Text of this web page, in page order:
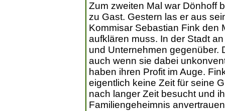
Zum zweiten Mal war Dönhoff
zu Gast. Gestern las er aus
Kommisar Sebastian Fink den
aufklären muss. In der Stadt
und Unternehmen gegenüber.
auch wenn sie dabei
haben ihren Profit im Auge.
eigentlich keine Zeit für seine
nach langer Zeit besucht und
Familiengeheimnis